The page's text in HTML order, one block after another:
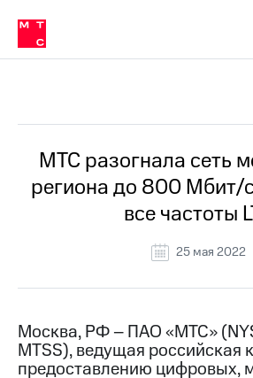
Медиа-центр
и акционерам
Устойчивое развитие
Комплаенс и деловая этика
компании
Карьера
История
компании
Руководство
информация
Контакты
Медиа-центр
в МТС
Пресс-
релизы
о технологиях
МТС разогнала сеть
региона до 800 Мбит/
все частоты
25 мая 2022
Москва, РФ – ПАО «МТС»
MTSS), ведущая российская
предоставлению цифровых,